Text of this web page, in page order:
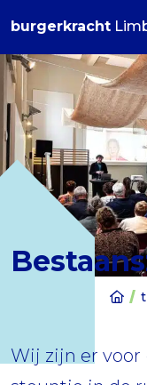
burgerkracht
Wij zijn er voor